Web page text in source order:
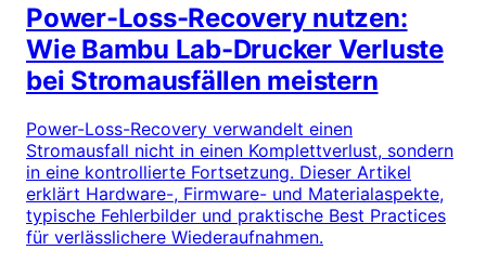
Power-Loss-Recovery nutzen:
Wie Bambu Lab-Drucker Verluste
bei Stromausfällen meistern
Power-Loss-Recovery verwandelt einen
Stromausfall nicht in einen Komplettverlust, sondern
in eine kontrollierte Fortsetzung. Dieser Artikel
erklärt Hardware-, Firmware- und Materialaspekte,
typische Fehlerbilder und praktische Best Practices
für verlässlichere Wiederaufnahmen.